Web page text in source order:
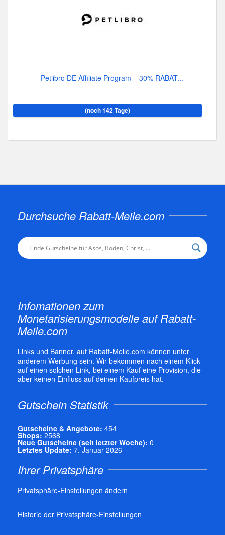
Petlibro DE Affiliate Program – 30% RABAT...
(noch 142 Tage)
Durchsuche Rabatt-Meile.com
Infomationen zum
Monetarisierungsmodelle auf Rabatt-
Meile.com
Links und Banner, auf Rabatt-Meile.com können unter
anderem Werbung sein. Wir bekommen nach einem Klick
auf einen solchen Link, bei einem Kauf eine Provision, die
aber keinen Einfluss auf deinen Kaufpreis hat.
Gutschein Statistik
Gutscheine & Angebote: 454
Shops: 2568
Neue Gutscheine (seit letzter Woche): 0
Letztes Update: 7. Januar 2026
Ihrer Privatsphäre
Privatsphäre-Einstellungen ändern
Historie der Privatsphäre-Einstellungen